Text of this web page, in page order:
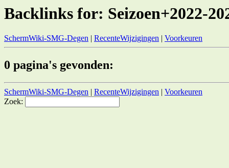
Backlinks for: Seizoen+2022-
SchermWiki-SMG-Degen | RecenteWijzigingen | Voorkeuren
0 pagina's gevonden:
SchermWiki-SMG-Degen | RecenteWijzigingen | Voorkeuren
Zoek: